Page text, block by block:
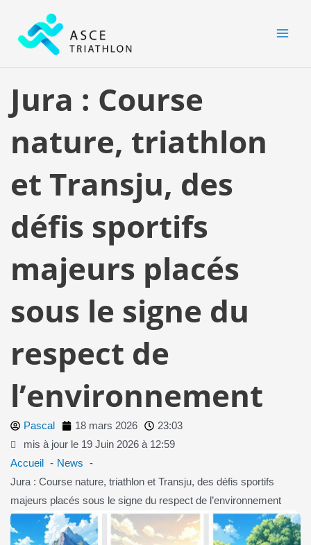
contenu
Jura : Course
nature, triathlon
et Transju, des
défis sportifs
majeurs placés
sous le signe du
respect de
l’environnement
Pascal 18 mars 2026
23:03
mis à jour le 19 Juin 2026 à 12:59
Accueil
News
Jura : Course nature, triathlon et Transju, des défis sportifs
majeurs placés sous le signe du respect de l’environnement